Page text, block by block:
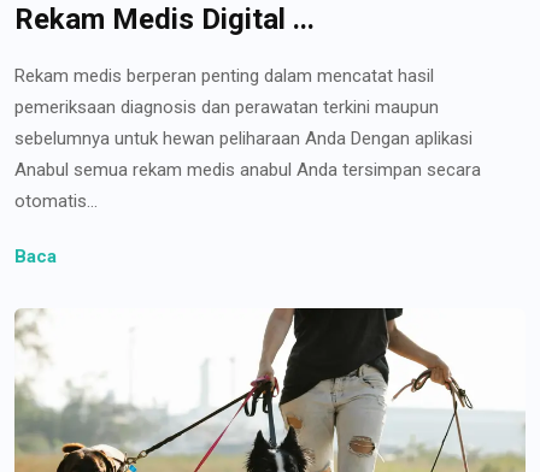
Rekam Medis Digital ...
Rekam medis berperan penting dalam mencatat hasil
pemeriksaan diagnosis dan perawatan terkini maupun
sebelumnya untuk hewan peliharaan Anda Dengan aplikasi
Anabul semua rekam medis anabul Anda tersimpan secara
otomatis...
Baca